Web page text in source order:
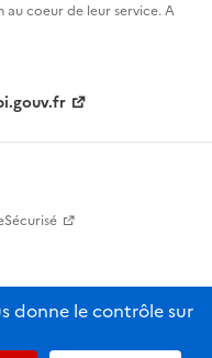
aucoeur de leur service. A
ce site sont sous licence
donne le contrôle sur